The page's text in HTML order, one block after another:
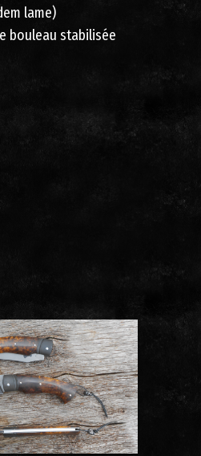
lame)
bouleau stabilisée